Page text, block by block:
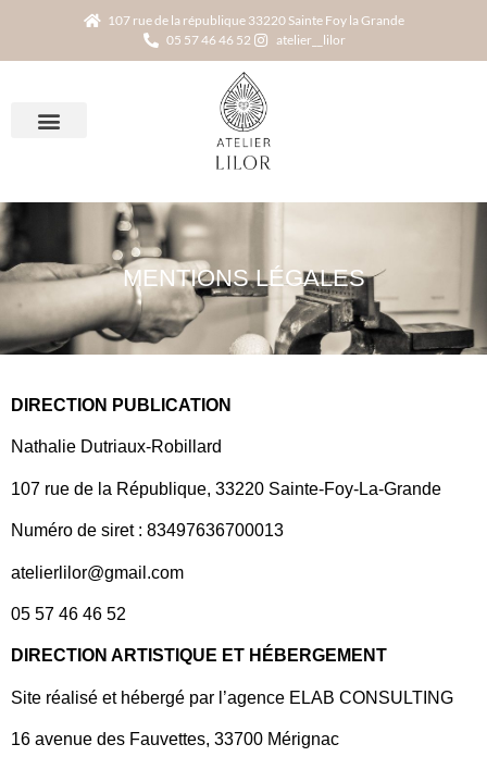
107 rue de la république 33220 Sainte Foy la Grande
05 57 46 46 52
atelier__lilor
MENTIONS LÉGALES
DIRECTION PUBLICATION
Nathalie Dutriaux-Robillard
107 rue de la République, 33220 Sainte-Foy-La-Grande
Numéro de siret : 83497636700013
atelierlilor@gmail.com
05 57 46 46 52
DIRECTION ARTISTIQUE ET HÉBERGEMENT
Site réalisé et hébergé par l’agence ELAB CONSULTING
16 avenue des Fauvettes, 33700 Mérignac